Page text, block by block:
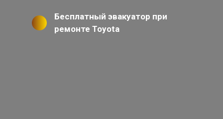
Бесплатный эвакуатор при
ремонте Toyota